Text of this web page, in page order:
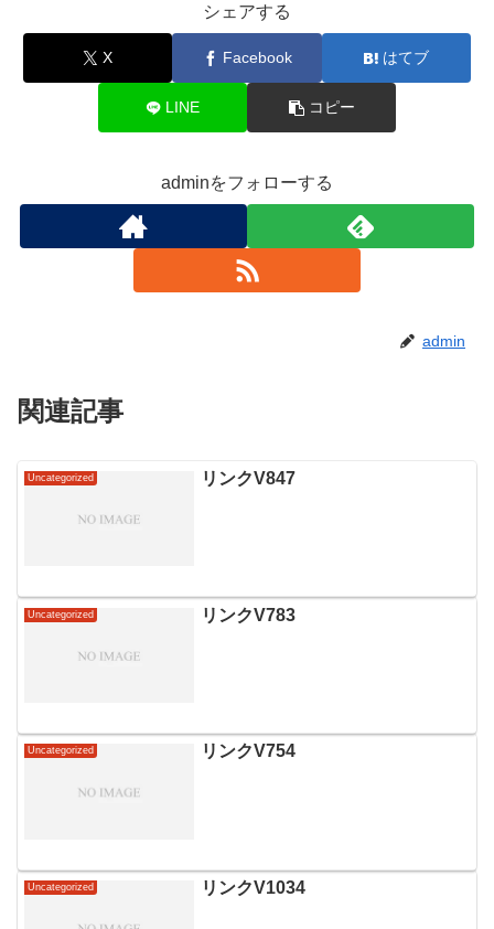
シェアする
X Facebook はてブ
LINE コピー
adminをフォローする
admin
関連記事
Uncategorized リンクV847
Uncategorized リンクV783
Uncategorized リンクV754
Uncategorized リンクV1034